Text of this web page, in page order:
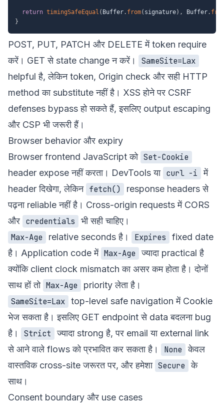
return timingSafeEqual ( Buffer. from( signature) , Buffer.
}
POST, PUT, PATCH और DELETE में token require
करें। GET से state change न करें।
SameSite=Lax
helpful है, लेकिन token, Origin check और सही HTTP
method का substitute नहीं है। XSS होने पर CSRF
defenses bypass हो सकते हैं, इसलिए output escaping
और CSP भी जरूरी हैं।
Browser behavior और expiry
Browser frontend JavaScript को Set-Cookie
header expose नहीं करता। DevTools या curl -i में
header दिखेगा, लेकिन fetch()
response headers से
पढ़ना reliable नहीं है। Cross-origin requests में CORS
और credentials
भी सही चाहिए।
Max-Age
relative seconds है। Expires
fixed date
है। Application code में Max-Age ज्यादा practical है
क्योंकि client clock mismatch का असर कम होता है। दोनों
साथ हों तो Max-Age
priority लेता है।
SameSite=Lax top-level safe navigation में Cookie
भेज सकता है। इसलिए GET endpoint से data बदलना bug
है।
Strict ज्यादा strong है, पर email या external link
से आने वाले flows को प्रभावित कर सकता है।
None केवल
वास्तविक cross-site जरूरत पर, और हमेशा Secure के
साथ।
Consent boundary और use cases